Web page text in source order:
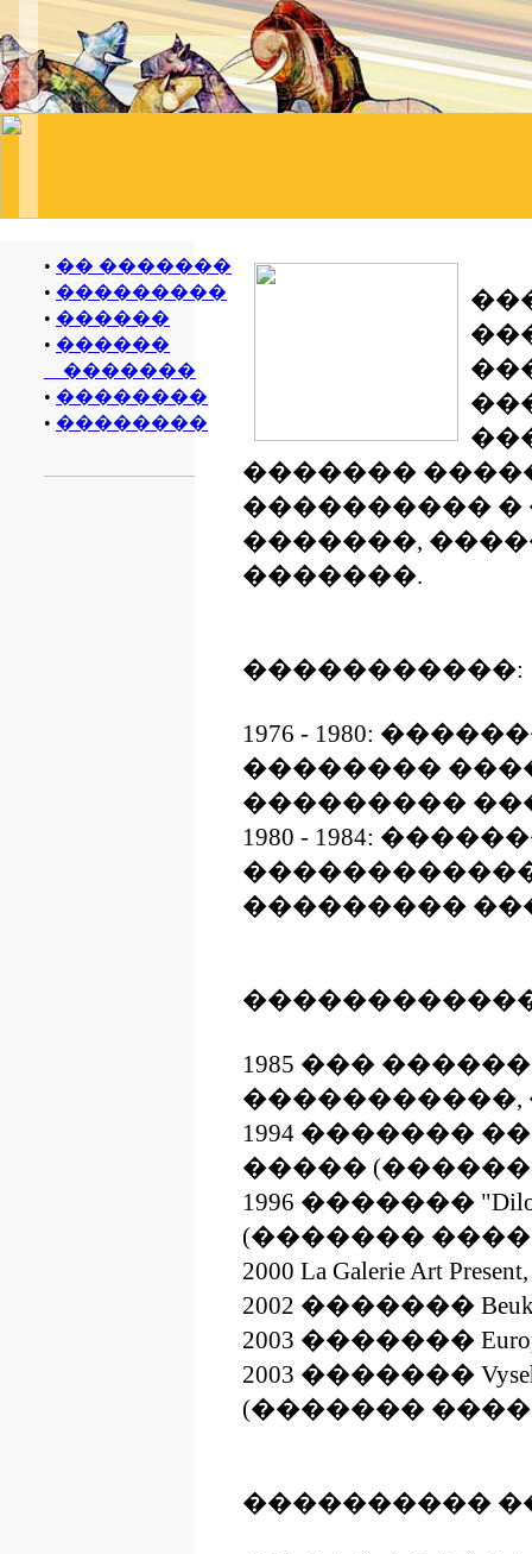
• �� �������
• ���������
• ������
• ������
�������
• ��������
• ��������
�������
���������� �
�������,
�������.
�����������:
1976 - 1980:
��������
���������
1980 - 1984:
���������
1985 ���
�����������,
1994 �������
�����
1996 �������
(�������
2000 La Galerie Art
2002 �������
2003 �������
2003 �������
(�������
����������